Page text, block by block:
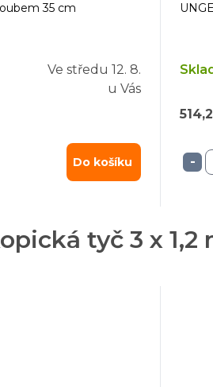
35 cm
Ve středu 12. 8.
u Vás
Do košíku -
tyč 3 x 1,2